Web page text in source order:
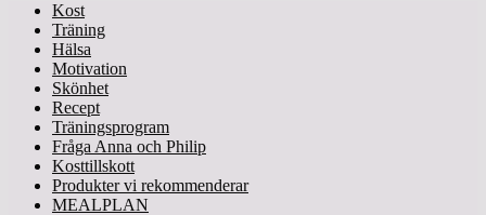
Kost
Träning
Hälsa
Motivation
Skönhet
Recept
Träningsprogram
Fråga Anna och Philip
Kosttillskott
Produkter vi rekommenderar
MEALPLAN